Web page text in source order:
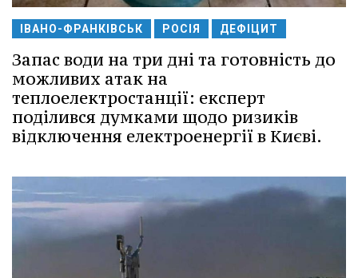
ІВАНО-ФРАНКІВСЬК РОСІЯ ДЕФІЦИТ
Запас води на три дні та готовність до
можливих атак на
теплоелектростанції: експерт
поділився думками щодо ризиків
відключення електроенергії в Києві.